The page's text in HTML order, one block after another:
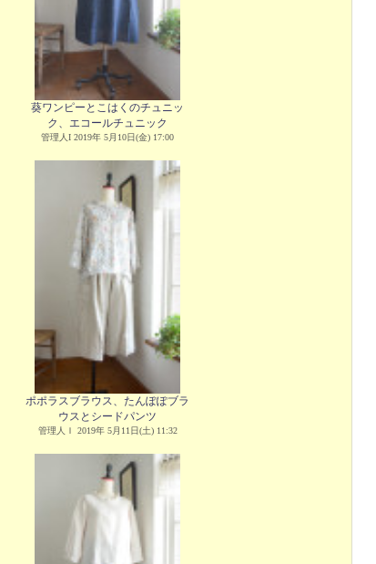
葵ワンピーとこはくのチュニッ
ク、エコールチュニック
管理人I 2019年 5月10日(金) 17:00
ポポラスブラウス、たんぽぽブラ
ウスとシードパンツ
管理人Ｉ 2019年 5月11日(土) 11:32